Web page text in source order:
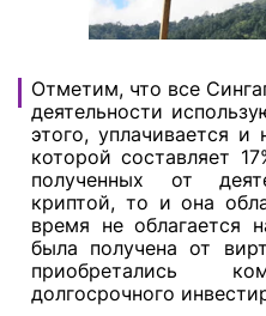
Отметим, что все
деятельности
этого, уплачивается
которой составляет
полученных от
криптой, то и она
время не облагается
была получена от
приобретались
долгосрочного